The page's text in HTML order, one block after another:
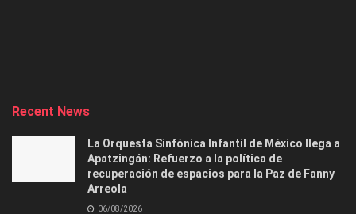
Recent News
La Orquesta Sinfónica Infantil de México llega a
Apatzingán: Refuerzo a la política de
recuperación de espacios para la Paz de Fanny
Arreola
06/08/2026